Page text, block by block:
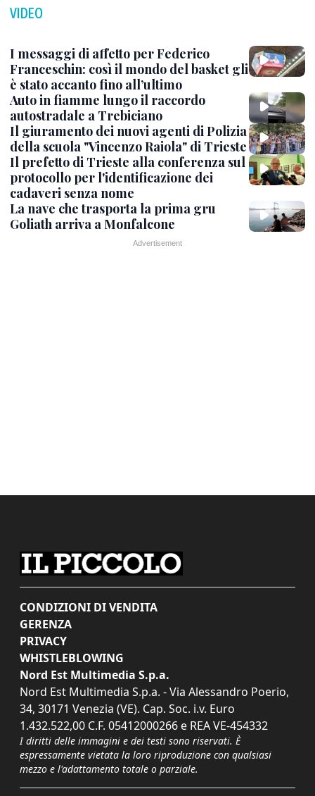
VIDEO
I messaggi di affetto per Federico
Franceschin: così il mondo del basket gli
è stato accanto fino all’ultimo
Auto in fiamme lungo il raccordo
autostradale a Trebiciano
Il giuramento dei nuovi agenti di Polizia
della scuola "Vincenzo Raiola" di Trieste
Il prefetto di Trieste alla conferenza sul
protocollo per l'identificazione dei
cadaveri senza nome
La nave che trasporta la prima gru
Goliath arriva a Monfalcone
CONDIZIONI DI VENDITA
GERENZA
PRIVACY
WHISTLEBLOWING
Nord Est Multimedia S.p.a.
Nord Est Multimedia S.p.a. - Via Alessandro Poerio,
34, 30171 Venezia (VE). Cap. Soc. i.v. Euro
1.432.522,00 C.F. 05412000266 e REA VE-454332
I diritti delle immagini e dei testi sono riservati. È
espressamente vietata la loro riproduzione con qualsiasi
mezzo e l'adattamento totale o parziale.